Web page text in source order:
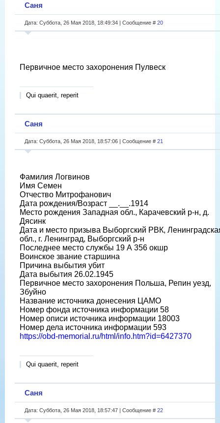
Саня
Дата: Суббота, 26 Мая 2018, 18:49:34 | Сообщение # 20
Первичное место захоронения Пулвеск
Qui quaerit, reperit
Саня
Дата: Суббота, 26 Мая 2018, 18:57:06 | Сообщение # 21
Фамилия Логвинов
Имя Семен
Отчество Митрофанович
Дата рождения/Возраст __.__.1914
Место рождения Западная обл., Карачевский р-н, д.
Дясинк
Дата и место призыва Выборгский РВК,
обл., г. Ленинград, Выборгский р-н
Последнее место службы 19 А 356 окшр
Воинское звание старшина
Причина выбытия убит
Дата выбытия 26.02.1945
Первичное место захоронения Польша, Репин уезд,
Збуйно
Название источника донесения ЦАМО
Номер фонда источника информации 58
Номер описи источника информации 18003
Номер дела источника информации 593
https://obd-memorial.ru/html/info.htm?id=6427370
Qui quaerit, reperit
Саня
Дата: Суббота, 26 Мая 2018, 18:57:47 | Сообщение # 22